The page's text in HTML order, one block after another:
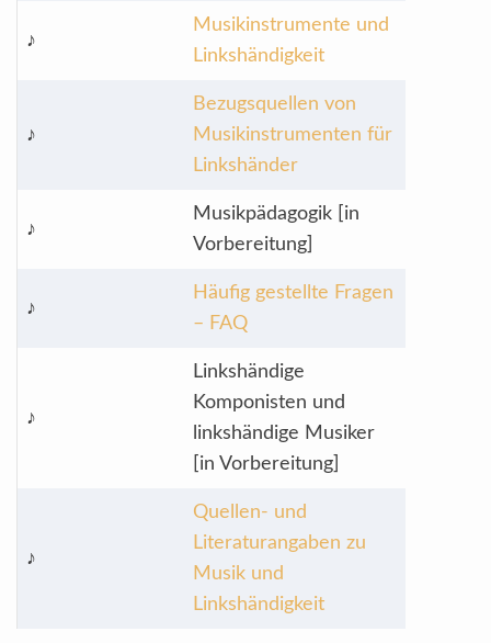
♪
Musikinstrumente und
Linkshändigkeit
♪
Bezugsquellen von
Musikinstrumenten für
Linkshänder
♪
Musikpädagogik [in
Vorbereitung]
♪
Häufig gestellte Fragen
– FAQ
♪
Linkshändige
Komponisten und
linkshändige Musiker
[in Vorbereitung]
♪
Quellen- und
Literaturangaben zu
Musik und
Linkshändigkeit